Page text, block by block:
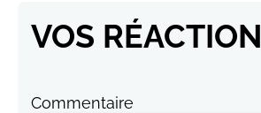
VOS
Commentaire